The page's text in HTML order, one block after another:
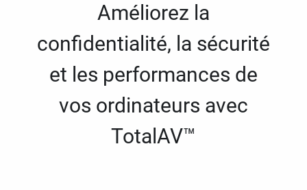
Améliorez la
confidentialité, la sécurité
et les performances de
vos ordinateurs avec
TotalAV™